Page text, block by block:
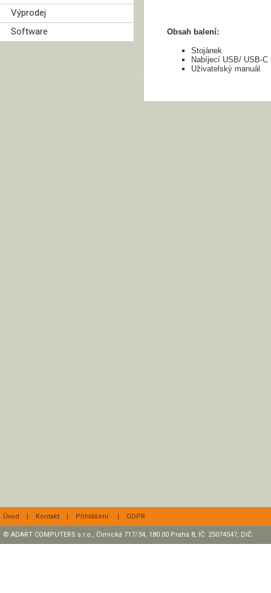
Výprodej
Software
Obsah balení:
Stojánek
Nabíjecí USB/ USB-C
Uživatelský manuál
Úvod | Kontakt | Přihlášení | GDPR
© ADART COMPUTERS s.r.o., Čimická 717/34, 180 00 Praha 8, IČ: 25074547, DIČ: